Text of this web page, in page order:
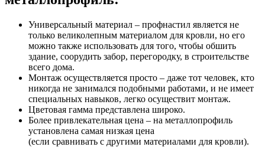
Универсальный материал – профнастил является не
только великолепным материалом для кровли, но его
можно также использовать для того, чтобы обшить
здание, соорудить забор, перегородку, в строительстве
всего дома.
Монтаж осуществляется просто – даже тот человек, кто
никогда не занимался подобными работами, и не имеет
специальных навыков, легко осуществит монтаж.
Цветовая гамма представлена широко.
Более привлекательная цена – на металлопрофиль
установлена самая низкая цена
(если сравнивать с другими материалами для кровли).